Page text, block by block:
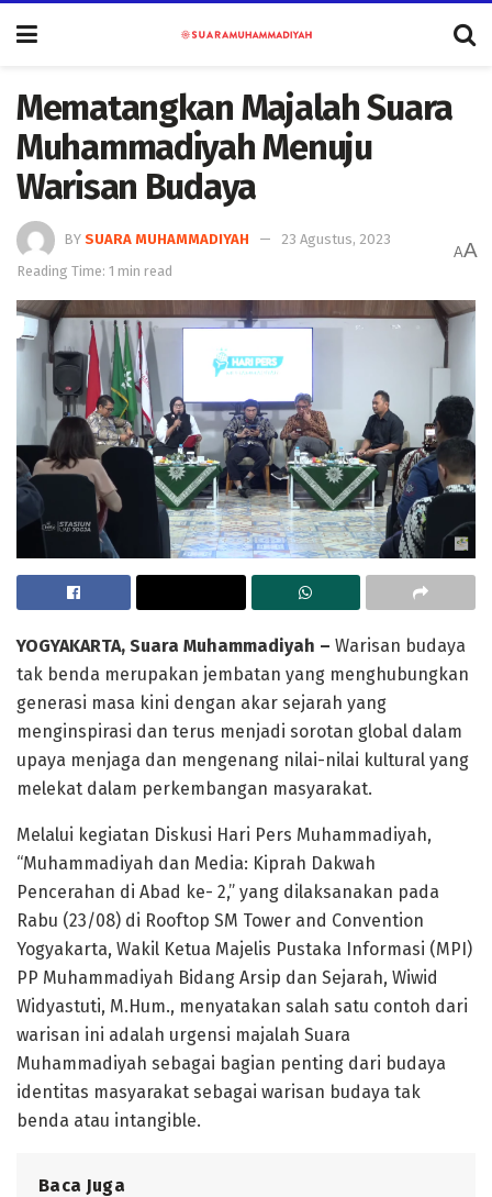
Mematangkan Majalah Suara
Muhammadiyah Menuju
Warisan Budaya
BY SUARA MUHAMMADIYAH
23 Agustus, 2023
Reading Time: 1 min read
AA
YOGYAKARTA, Suara Muhammadiyah – Warisan budaya
tak benda merupakan jembatan yang menghubungkan
generasi masa kini dengan akar sejarah yang
menginspirasi dan terus menjadi sorotan global dalam
upaya menjaga dan mengenang nilai-nilai kultural yang
melekat dalam perkembangan masyarakat.
Melalui kegiatan Diskusi Hari Pers Muhammadiyah,
“Muhammadiyah dan Media: Kiprah Dakwah
Pencerahan di Abad ke- 2,” yang dilaksanakan pada
Rabu (23/08) di Rooftop SM Tower and Convention
Yogyakarta, Wakil Ketua Majelis Pustaka Informasi (MPI)
PP Muhammadiyah Bidang Arsip dan Sejarah, Wiwid
Widyastuti, M.Hum., menyatakan salah satu contoh dari
warisan ini adalah urgensi majalah Suara
Muhammadiyah sebagai bagian penting dari budaya
identitas masyarakat sebagai warisan budaya tak
benda atau intangible.
Baca Juga